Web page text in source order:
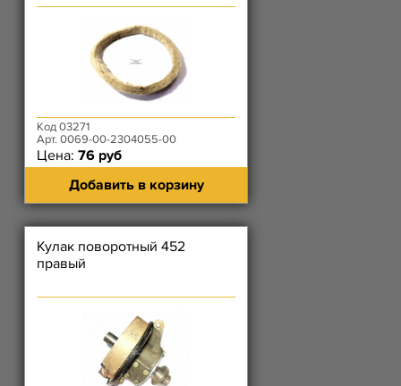
Код 03271
Арт. 0069-00-2304055-00
Цена: 76 руб
Добавить в корзину
Кулак поворотный 452
правый